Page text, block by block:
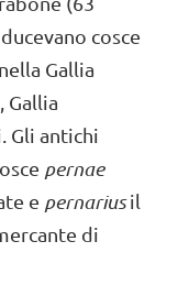
cosce
Gallia
Gallia
Gli antichi
pernae
e pernariusil
di